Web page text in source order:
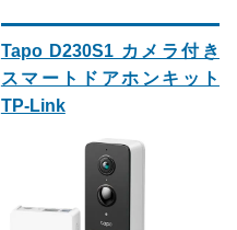
Tapo D230S1 カメラ付き
スマートドアホンキット
TP-Link